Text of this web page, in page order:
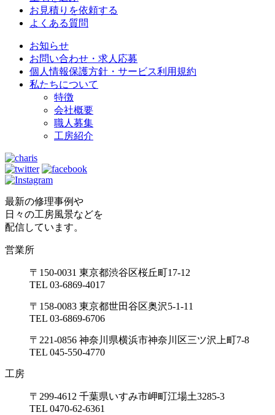
お見積りを依頼する
よくある質問
お知らせ
お問い合わせ・求人応募
個人情報保護方針・サービス利用規約
私たちについて
特徴
会社概要
職人募集
工房紹介
最新の修理事例や
日々の工房風景などを
配信しています。
営業所
〒150-0031 東京都渋谷区桜丘町17-12
TEL 03-6869-4017
〒158-0083 東京都世田谷区奥沢5-1-11
TEL 03-6869-6706
〒221-0856 神奈川県横浜市神奈川区三ツ沢上町7-8
TEL 045-550-4770
工房
〒299-4612 千葉県いすみ市岬町江場土3285-3
TEL 0470-62-6361